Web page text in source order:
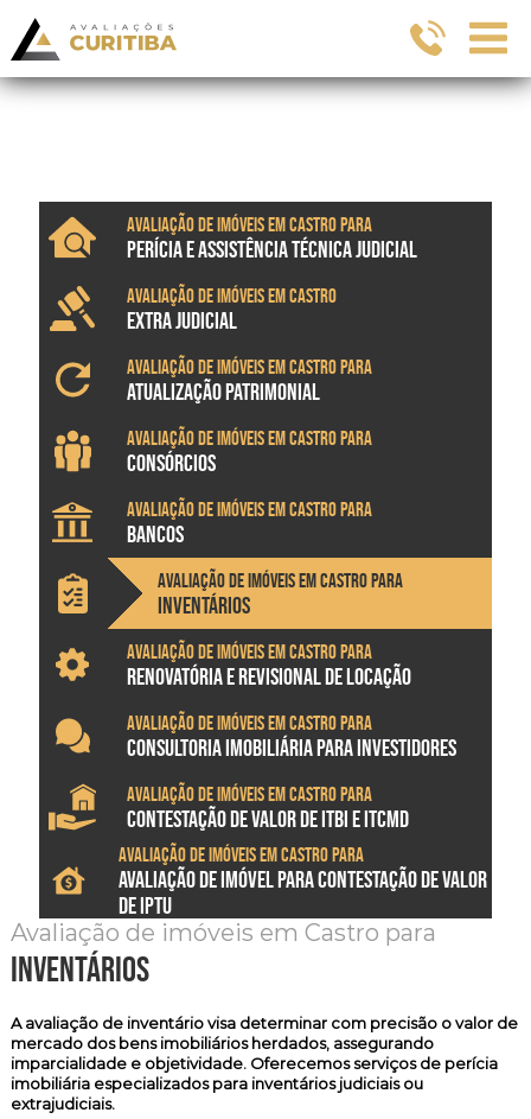
Avaliação de imóveis em Castro para
PERÍCIA E ASSISTÊNCIA TÉCNICA JUDICIAL
Avaliação de imóveis em Castro
EXTRA JUDICIAL
Avaliação de imóveis em Castro para
ATUALIZAÇÃO PATRIMONIAL
Avaliação de imóveis em Castro para
CONSÓRCIOS
Avaliação de imóveis em Castro para
BANCOS
Avaliação de imóveis em Castro para
INVENTÁRIOS
Avaliação de imóveis em Castro para
RENOVATÓRIA E REVISIONAL DE LOCAÇÃO
Avaliação de imóveis em Castro para
CONSULTORIA IMOBILIÁRIA PARA INVESTIDORES
Avaliação de imóveis em Castro para
CONTESTAÇÃO DE VALOR DE ITBI E ITCMD
Avaliação de imóveis em Castro para
AVALIAÇÃO DE IMÓVEL PARA CONTESTAÇÃO DE VALOR
DE IPTU
Avaliação de imóveis em Castro para
inventários
A avaliação de inventáriovisa determinar com precisão o valor de
mercado dos bens imobiliários herdados, assegurando
imparcialidade e objetividade. Oferecemos serviços de perícia
imobiliária especializados para inventários judiciais ou
extrajudiciais.